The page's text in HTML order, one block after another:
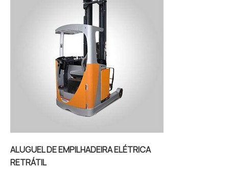
ALUGUEL DE EMPILHADEIRA ELÉTRICA
RETRÁTIL